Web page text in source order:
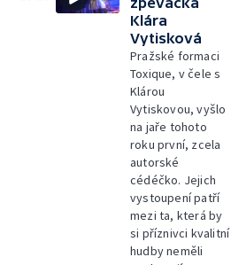
Klára
Vytisková
Pražské formaci
Toxique, v čele s
Klárou
Vytiskovou, vyšlo
na jaře tohoto
roku první, zcela
autorské
cédéčko. Jejich
vystoupení patří
mezi ta, která by
si příznivci kvalitní
hudby neměli